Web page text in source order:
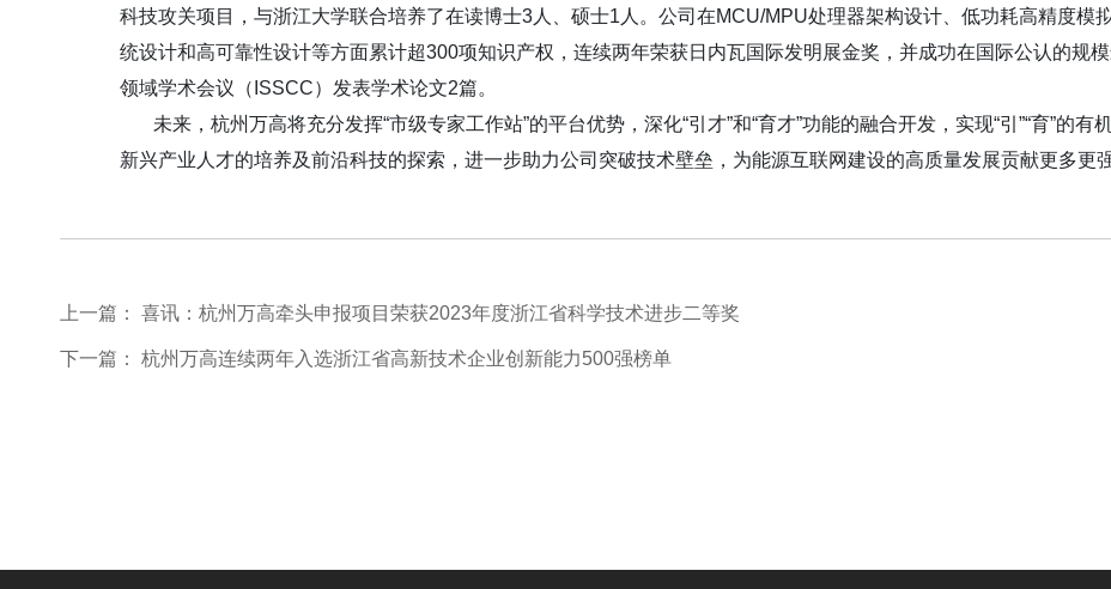
科技攻关项目，与浙江大学联合培养了在读博士3人、硕士1人。公司在MCU/MPU处理器架构设计、低功耗高精度模
统设计和高可靠性设计等方面累计超300项知识产权，连续两年荣获日内瓦国际发明展金奖，并成功在国际公认的规
领域学术会议（ISSCC）发表学术论文2篇。
未来，杭州万高将充分发挥“市级专家工作站”的平台优势，深化“引才”和“育才”功能的融合开发，实现“引”“育”的
新兴产业人才的培养及前沿科技的探索，进一步助力公司突破技术壁垒，为能源互联网建设的高质量发展贡献更多更
上一篇： 喜讯：杭州万高牵头申报项目荣获2023年度浙江省科学技术进步二等奖
下一篇： 杭州万高连续两年入选浙江省高新技术企业创新能力500强榜单